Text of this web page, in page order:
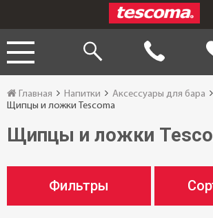
Главная Напитки Аксессуары для бара
Щипцы и ложки Tescoma
Щипцы и ложки
Фильтры